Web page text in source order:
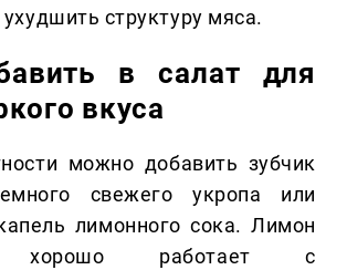
структуру мяса.
в салат для
вкуса
можно добавить зубчик
свежего укропа или
лимонного сока. Лимон
хорошо работает с